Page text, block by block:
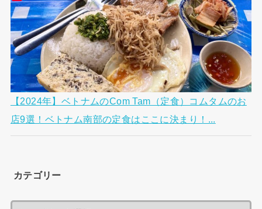
【2024年】ベトナムのCom Tam（定食）コムタムのお
店9選！ベトナム南部の定食はここに決まり！...
カテゴリー